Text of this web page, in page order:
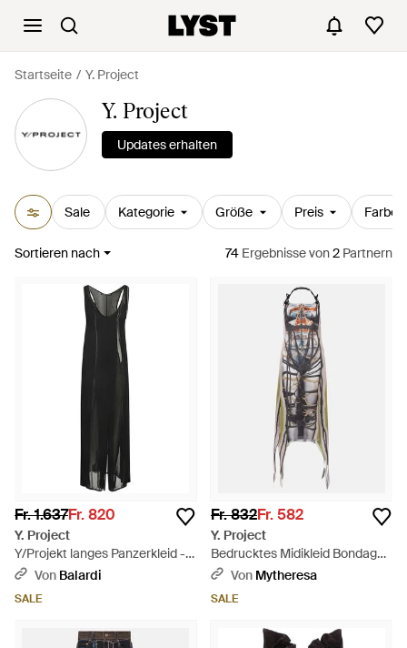
Startseite Y. Project
Y. Project
Updates erhalten
Sale Kategorie Größe Preis Farbe
Sortieren nach 74 Ergebnissevon2 Partnern
Fr. 1.637Fr. 820
Y. Project
Y/Projekt langes Panzerkleid -
Schwarz
Von Balardi
SALE
Fr. 832Fr. 582
Y. Project
Bedrucktes Midikleid Bondage -
Mehrfarbig
Von Mytheresa
SALE